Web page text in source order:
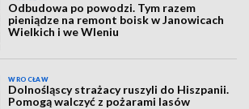
Odbudowa po powodzi. Tym razem
pieniądze na remont boisk w Janowicach
Wielkich i we Wleniu
WROCŁAW
Dolnośląscy strażacy ruszyli do Hiszpanii.
Pomogą walczyć z pożarami lasów